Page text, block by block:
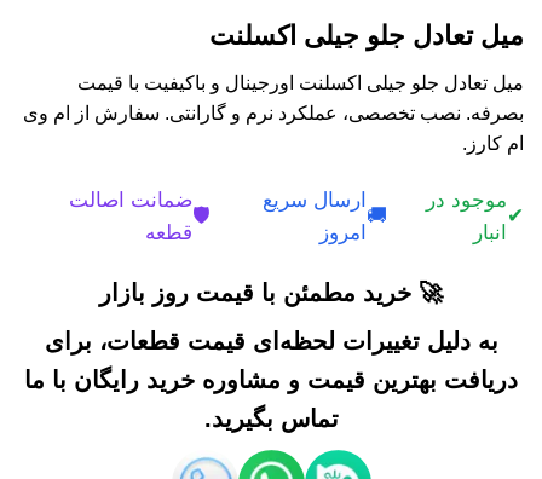
میل تعادل جلو جیلی اکسلنت
میل تعادل جلو جیلی اکسلنت اورجینال و باکیفیت با قیمت
بصرفه. نصب تخصصی، عملکرد نرم و گارانتی. سفارش از ام وی
ام کارز.
✔
موجود در
انبار
🚚
ارسال سریع
امروز
🛡️
ضمانت اصالت
قطعه
🚀 خرید مطمئن با قیمت روز بازار
به دلیل تغییرات لحظه‌ای قیمت قطعات، برای
دریافت بهترین قیمت و مشاوره خرید رایگان با ما
تماس بگیرید.